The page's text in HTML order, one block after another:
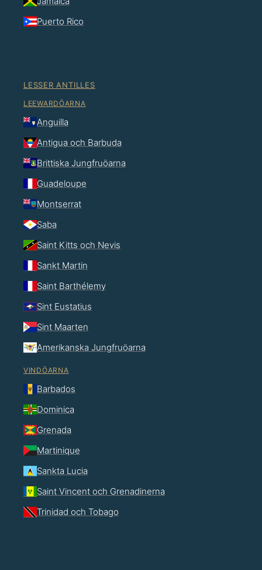
Puerto Rico
LESSER ANTILLES
LEEWARDÖARNA
Anguilla
Antigua och Barbuda
Brittiska Jungfruöarna
Guadeloupe
Montserrat
Saba
Saint Kitts och Nevis
Sankt Martin
Saint Barthélemy
Sint Eustatius
Sint Maarten
Amerikanska Jungfruöarna
VINDÖARNA
Barbados
Dominica
Grenada
Martinique
Sankta Lucia
Saint Vincent och Grenadinerna
Trinidad och Tobago